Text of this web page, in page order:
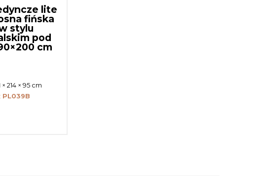
lite
fińska
stylu
pod
cm
× 214 × 95 cm
PL039B